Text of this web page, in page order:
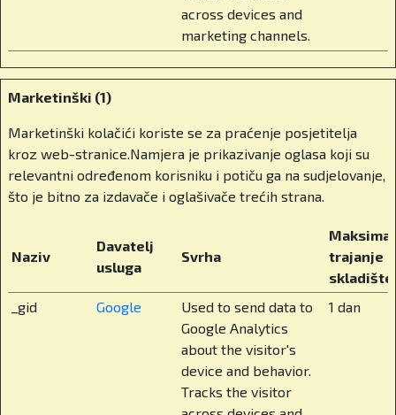
Kad govorimo o privatnom obrazovanju u
Hrvatskoj, često se nameće pitanje – elitizam
Privatno obrazovanje kod nas prečesto se
doživljava kao ekskluzivno. Ali ono ne bi moralo
biti takvo. Treba na njega gledati kao na
dugoročno ulaganje. Mi se zalažemo za tzv.
gdje će ga iskoristiti, u državnoj ili privatnoj školi.
To ne samo da bi smanjilo trošak roditeljima, već
bi podiglo kvalitetu u cijelom sustavu. Jer kad su
škole na tržištu, počnu se boriti za učenike i za
izvrsnost. A mi, koji smo obrazovnu instituciju
pokrenuli kao obitelj, to jako dobro razumijemo.
Zašto je to još bitno, bitno je zato što roditelj koji
plaća poreze mora imati pravo na izbor, jer se
across devices and
marketing channels.
Marketinški (1)
Marketinški kolačići koriste se za praćenje posjetitelja
kroz web-stranice.Namjera je prikazivanje oglasa koji su
relevantni određenom korisniku i potiču ga na sudjelovanje,
što je bitno za izdavače i oglašivače trećih strana.
Naziv
Davatelj
usluga
Svrha
trajanje
_gid
Google
Used to send data to
Google Analytics
about the visitor's
device and behavior.
Tracks the visitor
1 dan